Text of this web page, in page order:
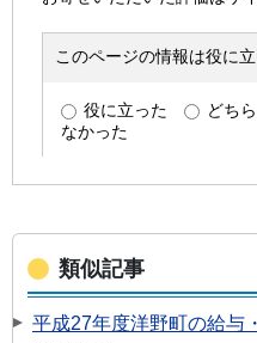
類似記事
平成27年度洋野町の給与